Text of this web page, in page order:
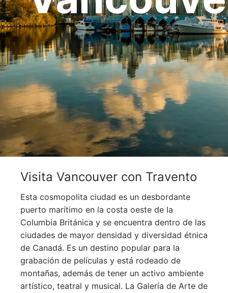
OCEANÍA
ORIENTE MEDIO
SUDAMÉRICA
Visita Vancouver con Travento
Esta cosmopolita ciudad es un desbordante
puerto marítimo en la costa oeste de la
Columbia Británica y se encuentra dentro de las
ciudades de mayor densidad y diversidad étnica
de Canadá. Es un destino popular para la
grabación de películas y está rodeado de
montañas, además de tener un activo ambiente
artístico, teatral y musical. La Galería de Arte de